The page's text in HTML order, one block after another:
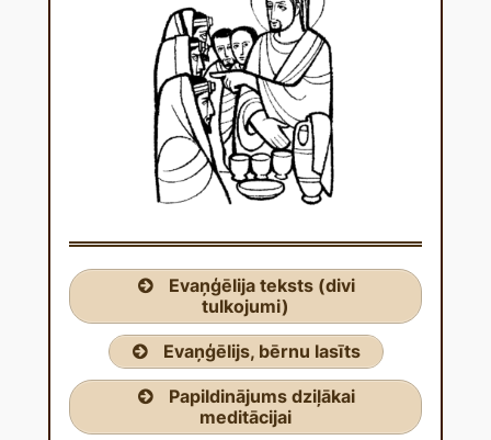
Evaņģēlija teksts (divi
tulkojumi)
Evaņģēlijs, bērnu lasīts
Papildinājums dziļākai
meditācijai